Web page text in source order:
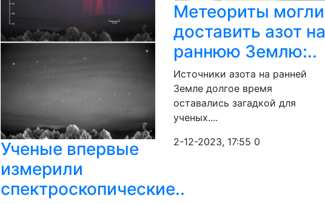
Ученые впервые
измерили
спектроскопические..
Метеориты могли
доставить азот на
раннюю Землю:..
Источники азота на ранней
Земле долгое время
оставались загадкой для
ученых....
2-12-2023, 17:55 0